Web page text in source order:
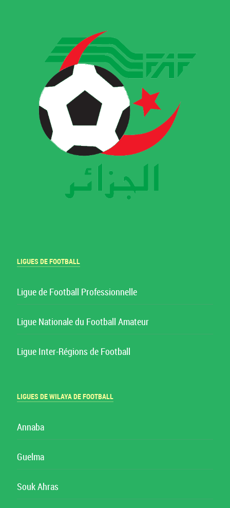
LIGUES DE FOOTBALL
Ligue de Football Professionnelle
Ligue Nationale du Football Amateur
Ligue Inter-Régions de Football
LIGUES DE WILAYA DE FOOTBALL
Annaba
Guelma
Souk Ahras